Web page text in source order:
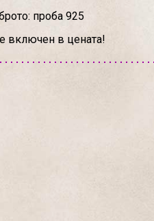
проба 925
включен в цената!